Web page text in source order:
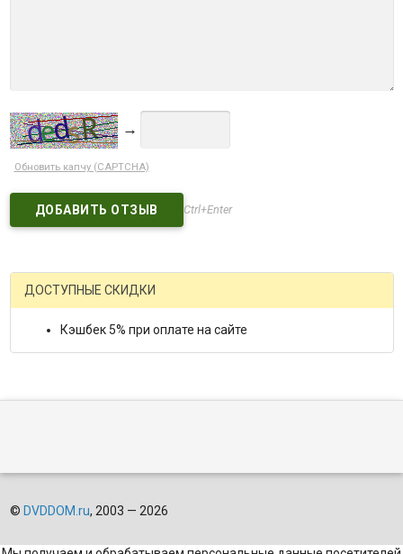
→
Обновить капчу (CAPTCHA)
Ctrl+Enter
ДОСТУПНЫЕ СКИДКИ
Кэшбек 5% при оплате на сайте
© DVDDOM.ru, 2003 — 2026